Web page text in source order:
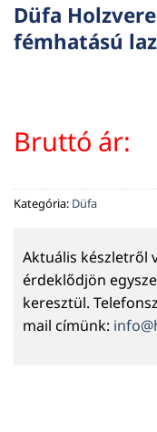
Düfa
fémhatású
Bruttó ár:
Kategória: Düfa
Aktuális készletről
érdeklődjön
keresztül.
mail címünk: